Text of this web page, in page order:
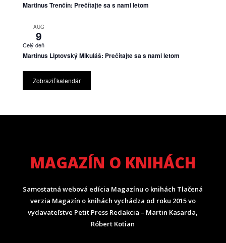
Martinus Trenčín: Prečítajte sa s nami letom
AUG
9
Celý deň
Martinus Liptovský Mikuláš: Prečítajte sa s nami letom
Zobraziť kalendár
MAGAZÍN O KNIHÁCH
Samostatná webová edícia Magazínu o knihách Tlačená
verzia Magazín o knihách vychádza od roku 2015 vo
vydavateľstve Petit Press Redakcia – Martin Kasarda,
Róbert Kotian